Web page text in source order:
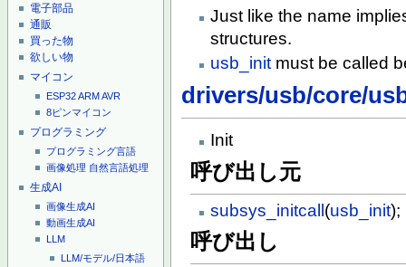
電子部品
通販
買った物
欲しい物
マイコン
ESP32ARMAVR
8ピンマイコン
プログラミング
プログラミング言語
画像処理 自然言語処理
生成AI
画像生成AI
動画生成AI
LLM
LLM/モデル/日本語
Just like the name
structures.
usb_init must be called
drivers/usb/core/
Init
呼び出し元
subsys_initcall(usb_init);
呼び出し